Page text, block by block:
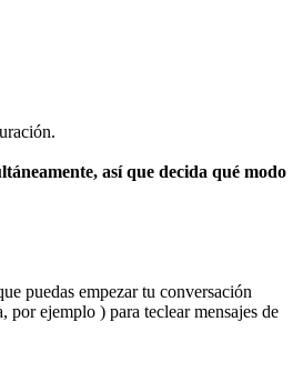
así que decida qué modo
puedas empezar tu conversación
ejemplo ) para teclear mensajes de